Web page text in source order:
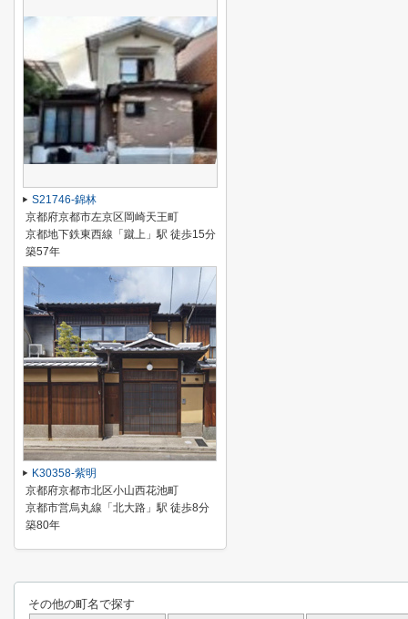
S21746-錦林
京都府京都市左京区岡崎天王町
京都地下鉄東西線「蹴上」駅 徒歩15分
築57年
K30358-紫明
京都府京都市北区小山西花池町
京都市営烏丸線「北大路」駅 徒歩8分
築80年
その他の町名で探す